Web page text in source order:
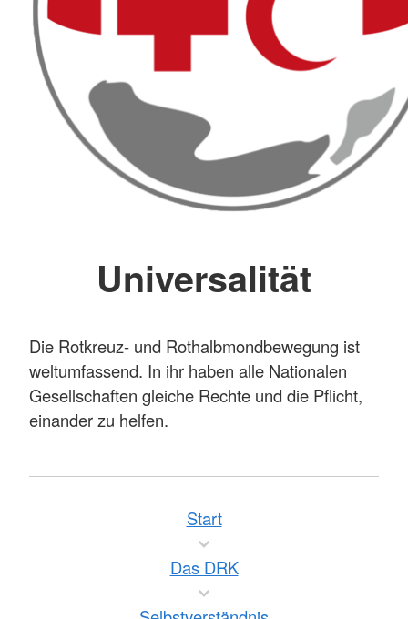
Universalität
Die Rotkreuz- und Rothalbmondbewegung ist
weltumfassend. In ihr haben alle Nationalen
Gesellschaften gleiche Rechte und die Pflicht,
einander zu helfen.
Start
Das DRK